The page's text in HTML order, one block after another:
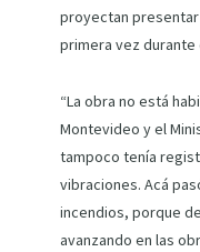
proyectan
primera vez durante
“La obra no está
Montevideo y el
tampoco tenía
vibraciones. Acá
incendios, porque
avanzando en las